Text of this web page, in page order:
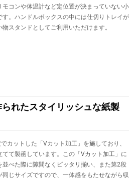
コンや体温計など定位置が決まっていない小
。ハンドルボックスの中には仕切りトレイが
スタンドとしてご利用いただけます。
れたスタイリッシュな紙製
カットした「Vカット加工」を施しており、
て製函しています。この「Vカット加工」に
並べた際に隙間なくピッタリ揃い、また第2段
じサイズですので、一体感をもたせながら収